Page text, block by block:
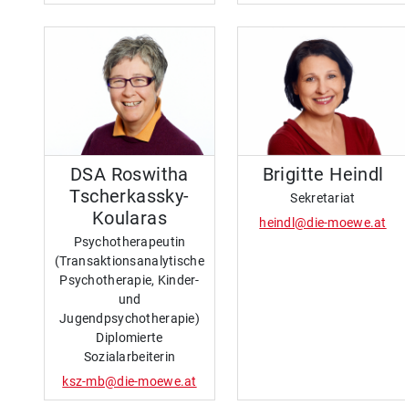
DSA Roswitha
Tscherkassky-
Koularas
Psychotherapeutin
(Transaktionsanalytische
Psychotherapie, Kinder-
und
Jugendpsychotherapie)
Diplomierte
Sozialarbeiterin
ksz-mb@die-moewe.at
Brigitte Heindl
Sekretariat
heindl@die-moewe.at